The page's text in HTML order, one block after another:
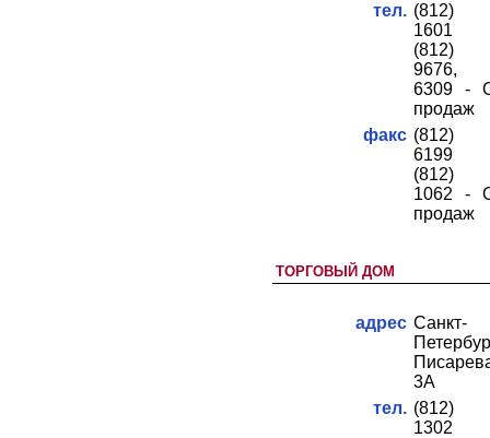
тел. (812)
1601
(812)
9676,
6309 -
продаж
факс (812)
6199
(812)
1062 -
продаж
ТОРГОВЫЙ ДОМ
адрес Санкт-
3А
тел. (812)
1302